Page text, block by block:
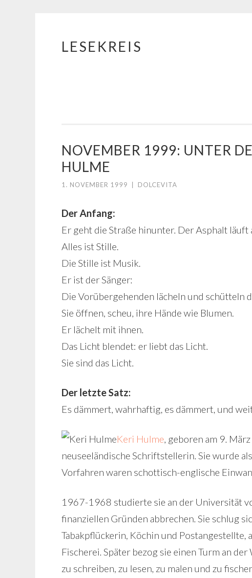
Springe
LESEKREIS
NOVEMBER 1999: UNTER
HULME
1. NOVEMBER 1999 DOLCEVITA
Der Anfang:
Er geht die Straße hinunter. Der Asphalt läuft
Alles ist Stille.
Die Stille ist Musik.
Er ist der Sänger:
Die Vorübergehenden lächeln und schütteln
Sie öffnen, scheu, ihre Hände wie Blumen.
Er lächelt mit ihnen.
Das Licht blendet: er liebt das Licht.
Sie sind das Licht.
Der letzte Satz:
Es dämmert, wahrhaftig, es dämmert, und
Keri Hulme, geboren am 9.
neuseeländische Schriftstellerin. Sie wurde
Vorfahren waren schottisch-englische
1967-1968 studierte sie an der Universität
finanziellen Gründen abbrechen. Sie schlug
Tabakpflückerin, Köchin und Postangestellte,
Fischerei. Später bezog sie einen Turm an
zu schreiben, zu lesen, zu malen und zu